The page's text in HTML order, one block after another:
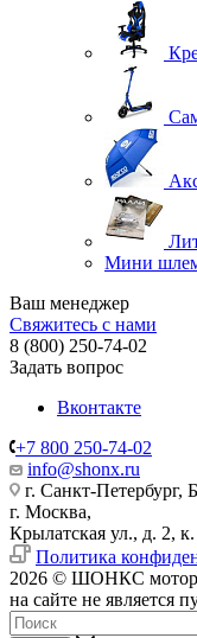
Мини
Ваш менеджер
Свяжитесь с нами
8 (800) 250-74-02
Задать вопрос
Вконтакте
+7 800 250-74-02
info@shonx.ru
г. Санкт-Петербург,
г. Москва,
Крылатская ул., д. 2,
Политика
2026 © ШОНКС
на сайте не является